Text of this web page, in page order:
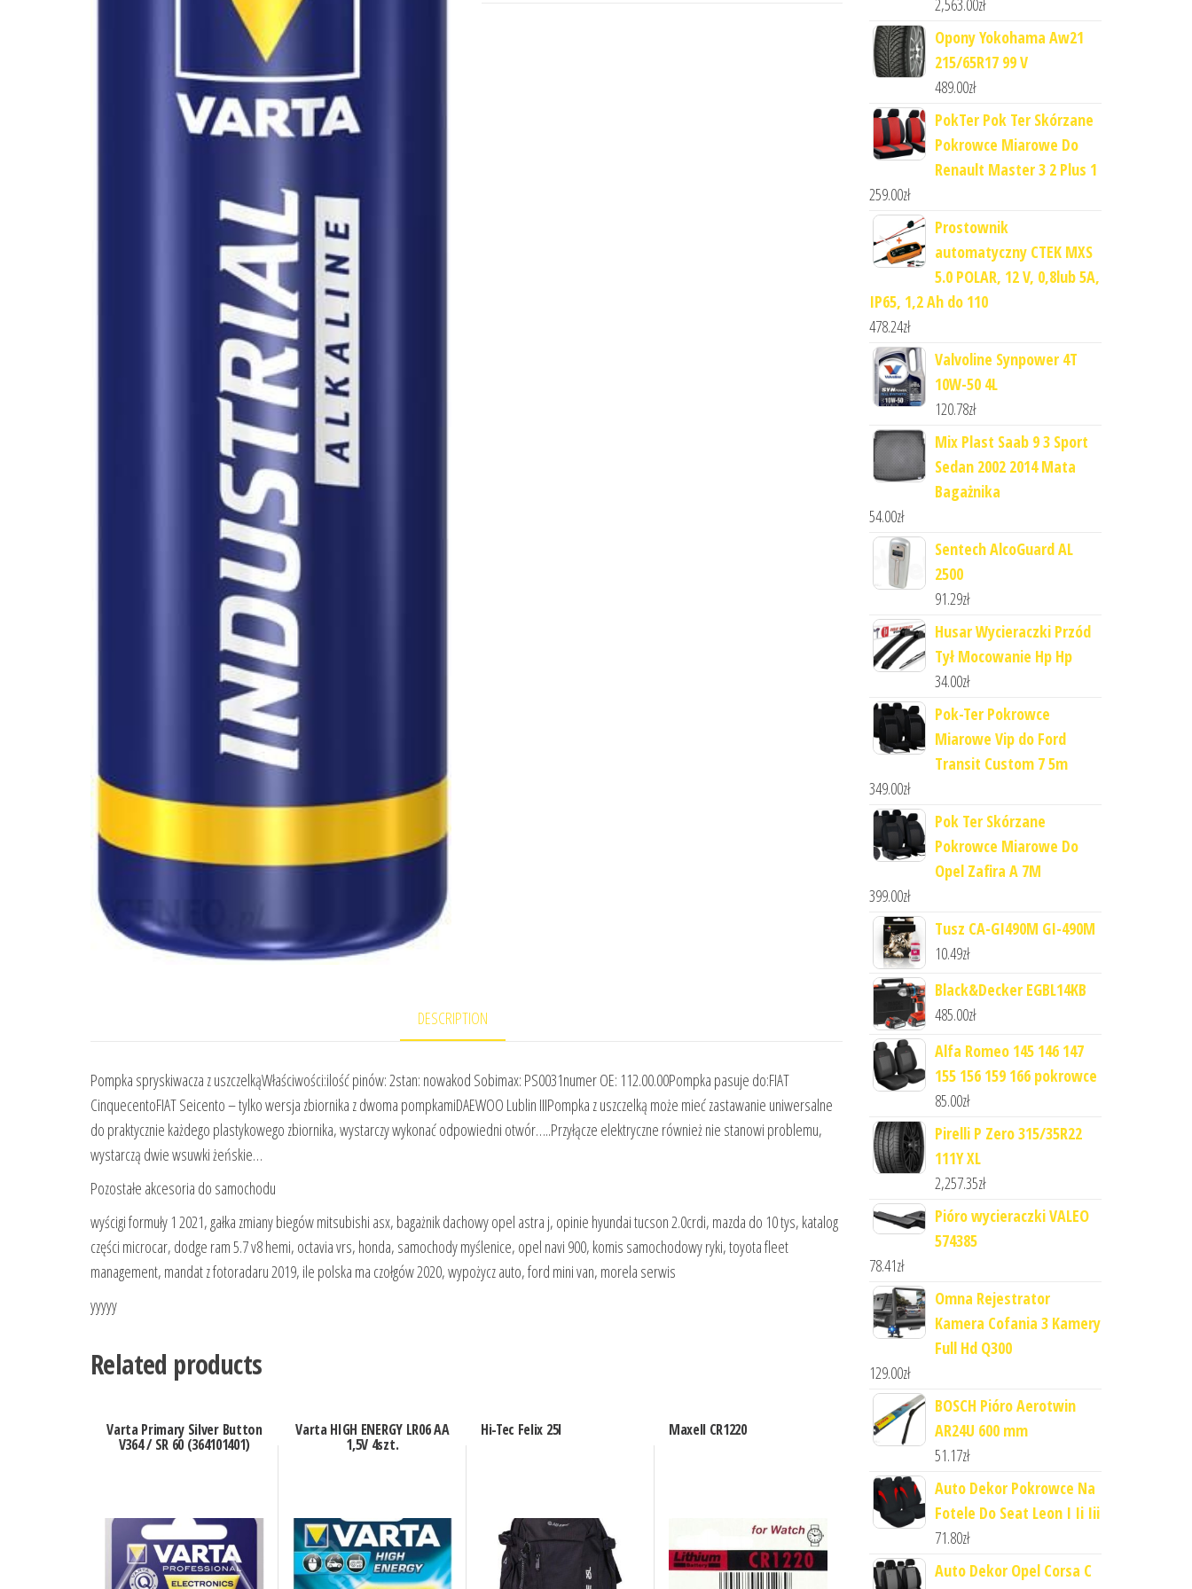
DESCRIPTION
Pompka spryskiwacza z uszczelkąWłaściwości:ilość pinów: 2stan: nowakod Sobimax: PS0031numer OE: 112.00.00Pompka pasuje do:FIAT
CinquecentoFIAT Seicento – tylko wersja zbiornika z dwoma pompkamiDAEWOO Lublin IIIPompka z uszczelką może mieć zastawanie uniwersalne
do praktycznie każdego plastykowego zbiornika, wystarczy wykonać odpowiedni otwór…..Przyłącze elektryczne również nie stanowi problemu,
wystarczą dwie wsuwki żeńskie…
Pozostałe akcesoria do samochodu
wyścigi formuły 1 2021, gałka zmiany biegów mitsubishi asx, bagażnik dachowy opel astra j, opinie hyundai tucson 2.0crdi, mazda do 10 tys, katalog
części microcar, dodge ram 5.7 v8 hemi, octavia vrs, honda, samochody myślenice, opel navi 900, komis samochodowy ryki, toyota fleet
management, mandat z fotoradaru 2019, ile polska ma czołgów 2020, wypożycz auto, ford mini van, morela serwis
yyyyy
Related products
Varta Primary Silver Button
V364 / SR 60 (364101401)
Varta HIGH ENERGY LR06 AA
1,5V 4szt.
Hi-Tec Felix 25l Maxell CR1220
2,563.00zł
Opony Yokohama Aw21
215/65R17 99 V
489.00zł
PokTer Pok Ter Skórzane
Pokrowce Miarowe Do
Renault Master 3 2 Plus 1
259.00zł
Prostownik
automatyczny CTEK MXS
5.0 POLAR, 12 V, 0,8lub 5A,
IP65, 1,2 Ah do 110
478.24zł
Valvoline Synpower 4T
10W-50 4L
120.78zł
Mix Plast Saab 9 3 Sport
Sedan 2002 2014 Mata
Bagażnika
54.00zł
Sentech AlcoGuard AL
2500
91.29zł
Husar Wycieraczki Przód
Tył Mocowanie Hp Hp
34.00zł
Pok-Ter Pokrowce
Miarowe Vip do Ford
Transit Custom 7 5m
349.00zł
Pok Ter Skórzane
Pokrowce Miarowe Do
Opel Zafira A 7M
399.00zł
Tusz CA-GI490M GI-490M
10.49zł
Black&Decker EGBL14KB
485.00zł
Alfa Romeo 145 146 147
155 156 159 166 pokrowce
85.00zł
Pirelli P Zero 315/35R22
111Y XL
2,257.35zł
Pióro wycieraczki VALEO
574385
78.41zł
Omna Rejestrator
Kamera Cofania 3 Kamery
Full Hd Q300
129.00zł
BOSCH Pióro Aerotwin
AR24U 600 mm
51.17zł
Auto Dekor Pokrowce Na
Fotele Do Seat Leon I Ii Iii
71.80zł
Auto Dekor Opel Corsa C